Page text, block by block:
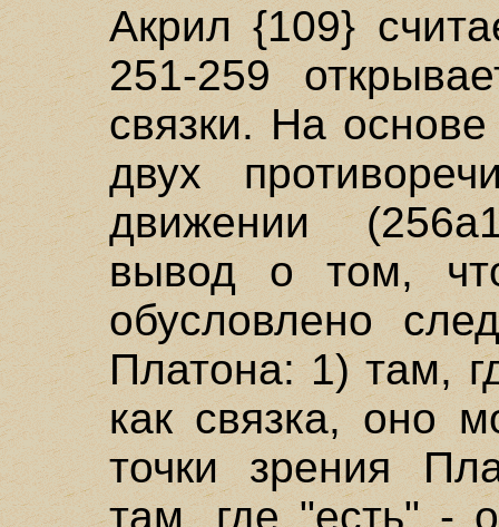
Акрил {109}
251-259
связки. На основе
двух
движении
вывод о том,
обусловлено
Платона: 1) там,
как связка, оно
точки зрения
там, где "есть" -